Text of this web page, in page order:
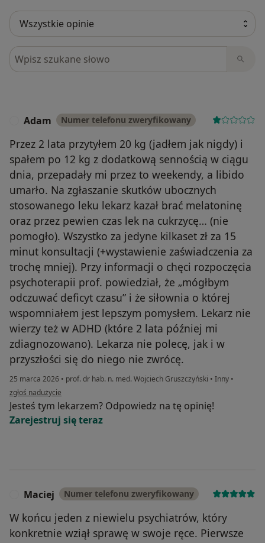
Szukaj w opiniach
Adam Numer telefonu zweryfikowany
Przez 2 lata przytyłem 20 kg (jadłem jak nigdy) i
spałem po 12 kg z dodatkową sennością w ciągu
dnia, przepadały mi przez to weekendy, a libido
umarło. Na zgłaszanie skutków ubocznych
stosowanego leku lekarz kazał brać melatoninę
oraz przez pewien czas lek na cukrzycę… (nie
pomogło). Wszystko za jedyne kilkaset zł za 15
minut konsultacji (+wystawienie zaświadczenia za
trochę mniej). Przy informacji o chęci rozpoczęcia
psychoterapii prof. powiedział, że „mógłbym
odczuwać deficyt czasu” i że siłownia o której
wspomniałem jest lepszym pomysłem. Lekarz nie
wierzy też w ADHD (które 2 lata później mi
zdiagnozowano). Lekarza nie polecę, jak i w
przyszłości się do niego nie zwrócę.
25 marca 2026 • prof. dr hab. n. med. Wojciech Gruszczyński • Inny •
w opinii użytkownika Adam
zgłoś nadużycie
Jesteś tym lekarzem? Odpowiedz na tę opinię!
Zarejestruj się teraz
Maciej Numer telefonu zweryfikowany
W końcu jeden z niewielu psychiatrów, który
konkretnie wziął sprawę w swoje ręce. Pierwsze